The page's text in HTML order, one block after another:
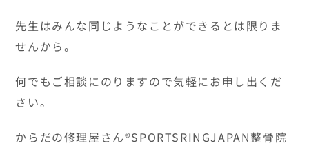
先生はみんな同じようなことができるとは限りま
せんから。
何でもご相談にのりますので気軽にお申し出くだ
さい。
からだの修理屋さん®SPORTSRINGJAPAN整骨院